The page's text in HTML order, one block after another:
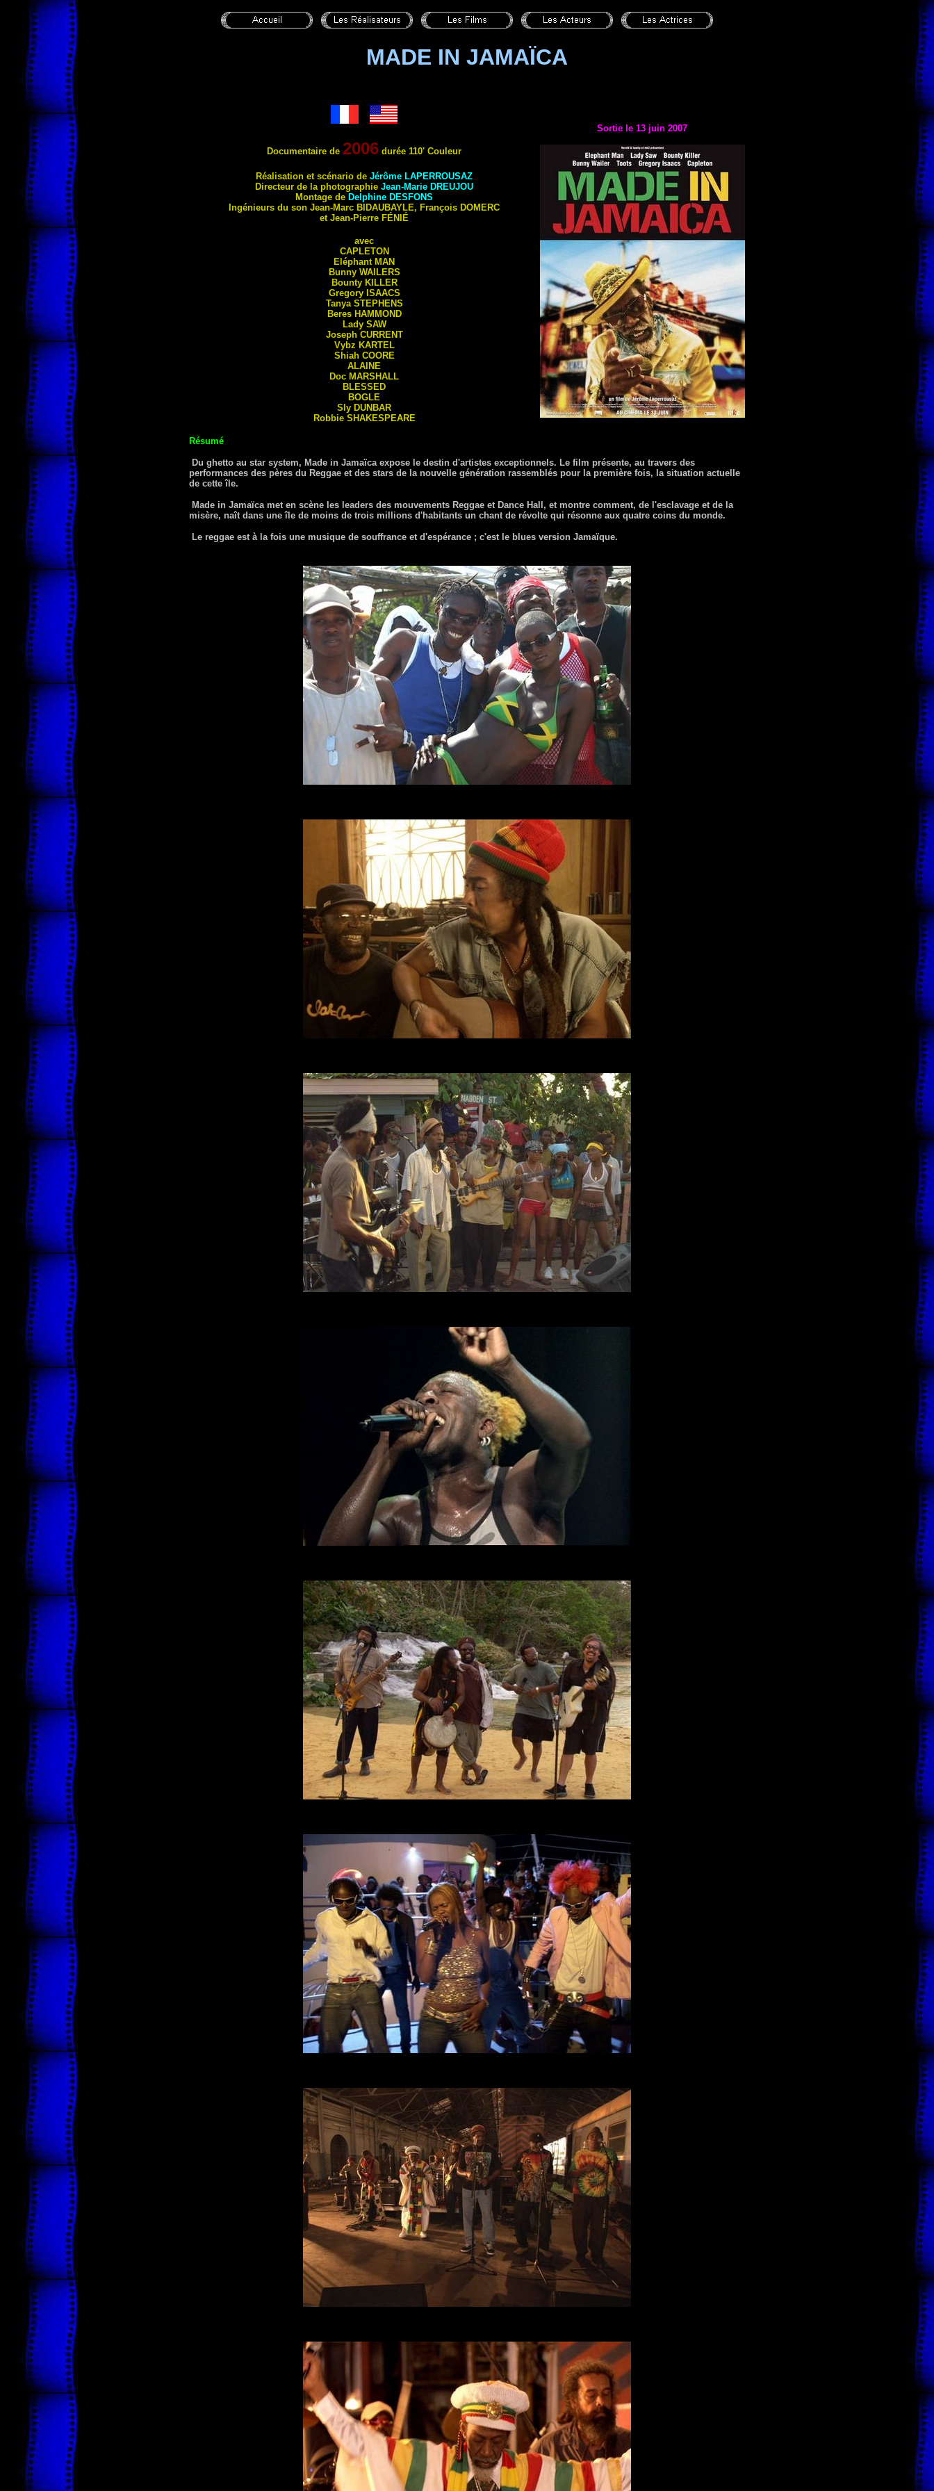
MADE IN JAMAÏCA
Documentaire de 2006 durée 110' Couleur
Réalisation et scénario de Jérôme LAPERROUSAZ
Directeur de la photographie Jean-Marie DREUJOU
Montage de Delphine DESFONS
Ingénieurs du son Jean-Marc BIDAUBAYLE, François DOMERC
et Jean-Pierre FÉNIÉ
avec
CAPLETON
Eléphant MAN
Bunny WAILERS
Bounty KILLER
Gregory ISAACS
Tanya STEPHENS
Beres HAMMOND
Lady SAW
Joseph CURRENT
Vybz KARTEL
Shiah COORE
ALAINE
Doc MARSHALL
BLESSED
BOGLE
Sly DUNBAR
Robbie SHAKESPEARE
Sortie le 13 juin 2007
Résumé
Du ghetto au star system, Made in Jamaïca expose le destin d'artistes exceptionnels. Le film présente, au travers des
performances des pères du Reggae et des stars de la nouvelle génération rassemblés pour la première fois, la situation actuelle
de cette île.
Made in Jamaïca met en scène les leaders des mouvements Reggae et Dance Hall, et montre comment, de l'esclavage et de la
misère, naît dans une île de moins de trois millions d'habitants un chant de révolte qui résonne aux quatre coins du monde.
Le reggae est à la fois une musique de souffrance et d'espérance ; c'est le blues version Jamaïque.